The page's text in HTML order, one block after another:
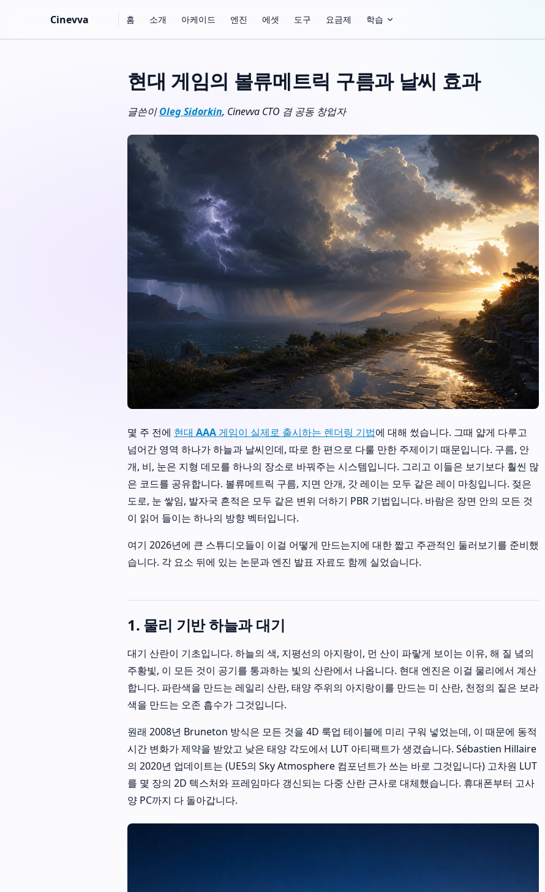
Skip to content
Cinevva 홈 소개 아케이드 엔진 에셋 도구 요금제 학습
현대 게임의 볼류메트릭 구름과 날씨 효과
글쓴이Oleg Sidorkin, Cinevva CTO 겸 공동 창업자
몇 주 전에 현대 AAA 게임이 실제로 출시하는 렌더링 기법에 대해 썼습니다. 그때 얇게 다루고
넘어간 영역 하나가 하늘과 날씨인데, 따로 한 편으로 다룰 만한 주제이기 때문입니다. 구름, 안
개, 비, 눈은 지형 데모를 하나의 장소로 바꿔주는 시스템입니다. 그리고 이들은 보기보다 훨씬 많
은 코드를 공유합니다. 볼류메트릭 구름, 지면 안개, 갓 레이는 모두 같은 레이 마칭입니다. 젖은
도로, 눈 쌓임, 발자국 흔적은 모두 같은 변위 더하기 PBR 기법입니다. 바람은 장면 안의 모든 것
이 읽어 들이는 하나의 방향 벡터입니다.
여기 2026년에 큰 스튜디오들이 이걸 어떻게 만드는지에 대한 짧고 주관적인 둘러보기를 준비했
습니다. 각 요소 뒤에 있는 논문과 엔진 발표 자료도 함께 실었습니다.
1. 물리 기반 하늘과 대기
대기 산란이 기초입니다. 하늘의 색, 지평선의 아지랑이, 먼 산이 파랗게 보이는 이유, 해 질 녘의
주황빛, 이 모든 것이 공기를 통과하는 빛의 산란에서 나옵니다. 현대 엔진은 이걸 물리에서 계산
합니다. 파란색을 만드는 레일리 산란, 태양 주위의 아지랑이를 만드는 미 산란, 천정의 짙은 보라
색을 만드는 오존 흡수가 그것입니다.
원래 2008년 Bruneton 방식은 모든 것을 4D 룩업 테이블에 미리 구워 넣었는데, 이 때문에 동적
시간 변화가 제약을 받았고 낮은 태양 각도에서 LUT 아티팩트가 생겼습니다. Sébastien Hillaire
의 2020년 업데이트는 (UE5의 Sky Atmosphere 컴포넌트가 쓰는 바로 그것입니다) 고차원 LUT
를 몇 장의 2D 텍스처와 프레임마다 갱신되는 다중 산란 근사로 대체했습니다. 휴대폰부터 고사
양 PC까지 다 돌아갑니다.